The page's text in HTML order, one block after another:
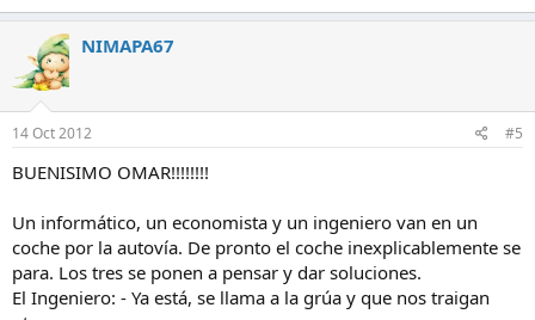
NIMAPA67
14 Oct 2012 #5
BUENISIMO OMAR!!!!!!!!
Un informático, un economista y un ingeniero van en un
coche por la autovía. De pronto el coche inexplicablemente se
para. Los tres se ponen a pensar y dar soluciones.
El Ingeniero: - Ya está, se llama a la grúa y que nos traigan